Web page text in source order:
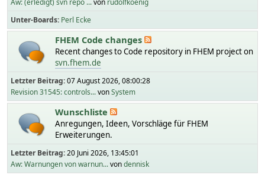
Aw: (erledigt) svn repo ...von rudolfkoenig
Unter-Boards Perl Ecke
FHEM Code changes
Recent changes to Code repository in FHEM project on
svn.fhem.de
Letzter Beitrag:07 August 2026, 08:00:28
Revision 31545: controls...vonSystem
Wunschliste
Anregungen, Ideen, Vorschläge für FHEM
Erweiterungen.
Letzter Beitrag:20 Juni 2026, 13:45:01
Aw: Warnungen von warnun...vondennisk